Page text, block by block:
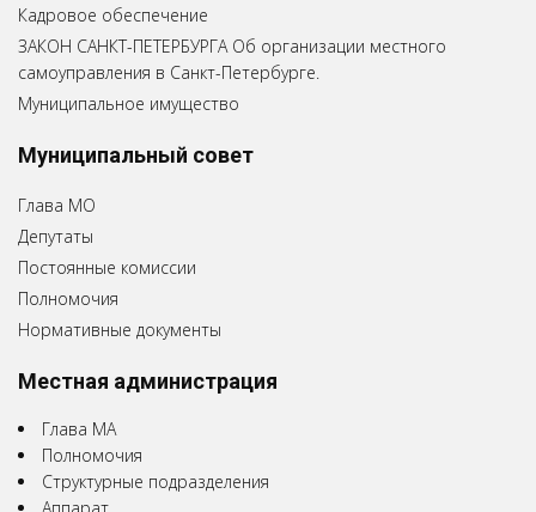
Кадровое обеспечение
ЗАКОН САНКТ-ПЕТЕРБУРГА Об организации местного
самоуправления в Санкт-Петербурге.
Муниципальное имущество
Муниципальный совет
Глава МО
Депутаты
Постоянные комиссии
Полномочия
Нормативные документы
Местная администрация
Глава МА
Полномочия
Структурные подразделения